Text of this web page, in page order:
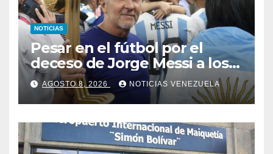
NOTICIAS
Pesar en el fútbol por el
deceso de Jorge Messi a los
68 años
AGOSTO 8, 2026 NOTICIAS VENEZUELA